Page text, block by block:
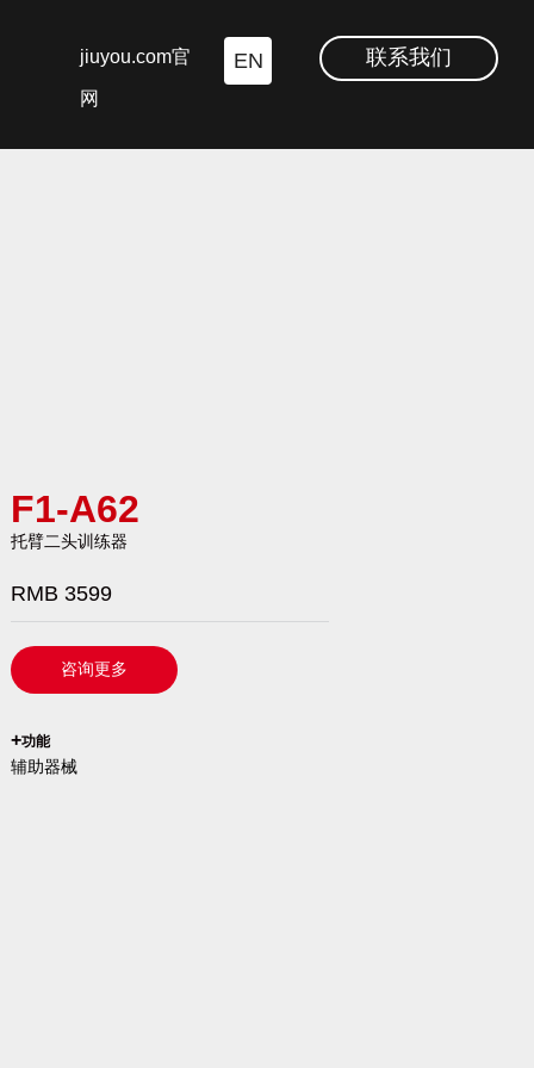
jiuyou.com官
网
EN 联系我们
F1-A62
托臂二头训练器
RMB 3599
咨询更多
`
+功能
辅助器械